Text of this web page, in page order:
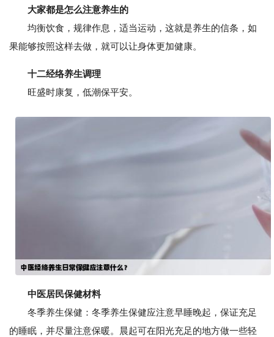
大家都是怎么注意养生的
均衡饮食，规律作息，适当运动，这就是养生的信条，如
果能够按照这样去做，就可以让身体更加健康。
十二经络养生调理
旺盛时康复，低潮保平安。
中医居民保健材料
冬季养生保健：冬季养生保健应注意早睡晚起，保证充足
的睡眠，并尽量注意保暖。晨起可在阳光充足的地方做一些轻